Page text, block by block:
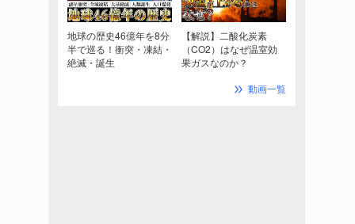
地球の歴史46億年を8分
半で巡る！衝突・凍結・
絶滅・誕生
【解説】二酸化炭素
（CO2）はなぜ温室効
果ガスなのか？
動画一覧